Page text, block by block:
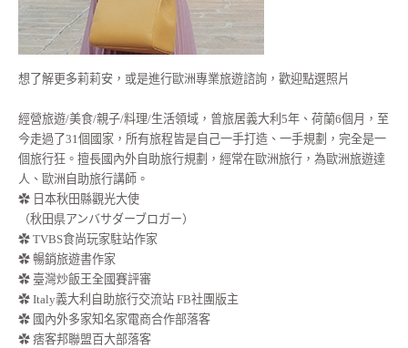
想了解更多莉莉安，或是進行歐洲專業旅遊諮詢，歡迎點選照片
經營旅遊/美食/親子/料理/生活領域，曾旅居義大利5年、荷蘭6個月，至
今走過了31個國家，所有旅程皆是自己一手打造、一手規劃，完全是一
個旅行狂。擅長國內外自助旅行規劃，經常在歐洲旅行，為歐洲旅遊達
人、歐洲自助旅行講師。
✿ 日本秋田縣觀光大使
（秋田県アンバサダーブロガー）
✿ TVBS食尚玩家駐站作家
✿ 暢銷旅遊書作家
✿ 臺灣炒飯王全國賽評審
✿ Italy義大利自助旅行交流站 FB社團版主
✿ 國內外多家知名家電商合作部落客
✿ 痞客邦聯盟百大部落客